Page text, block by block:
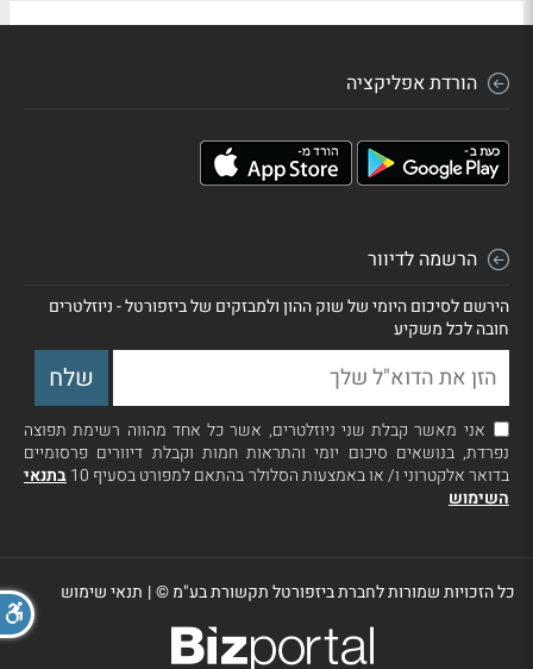
הורדת אפליקציה
הרשמה לדיוור
הירשם לסיכום היומי של שוק ההון ולמבזקים של ביזפורטל - ניוזלטרים
חובה לכל משקיע
אני מאשר קבלת שני ניוזלטרים, אשר כל אחד מהווה רשימת תפוצה
נפרדת, בנושאים סיכום יומי והתראות חמות וקבלת דיוורים פרסומיים
בדואר אלקטרוני ו/ או באמצעות הסלולר בהתאם למפורט בסעיף 10
בתנאי
השימוש
כל הזכויות שמורות לחברת ביזפורטל תקשורת בע"מ ©| תנאי שימוש